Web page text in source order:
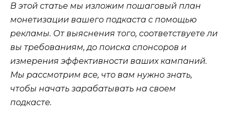
В этой статье мы изложим пошаговый план
монетизации вашего подкаста с помощью
рекламы. От выяснения того, соответствуете ли
вы требованиям, до поиска спонсоров и
измерения эффективности ваших кампаний.
Мы рассмотрим все, что вам нужно знать,
чтобы начать зарабатывать на своем
подкасте.